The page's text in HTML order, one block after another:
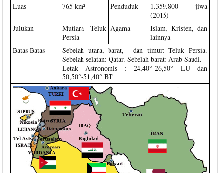
Luas 765 km² Penduduk
1.359.800 jiwa
(2015)
Julukan
Mutiara Teluk
Persia
Agama
Islam, Kristen, dan
lainnya
Batas-Batas
Sebelah utara, barat, dan timur: Teluk Persia.
Sebelah selatan: Qatar. Sebelah barat: Arab Saudi.
Letak Astronomis : 24,40°-26,50° LU dan
50,50°-51,40° BT